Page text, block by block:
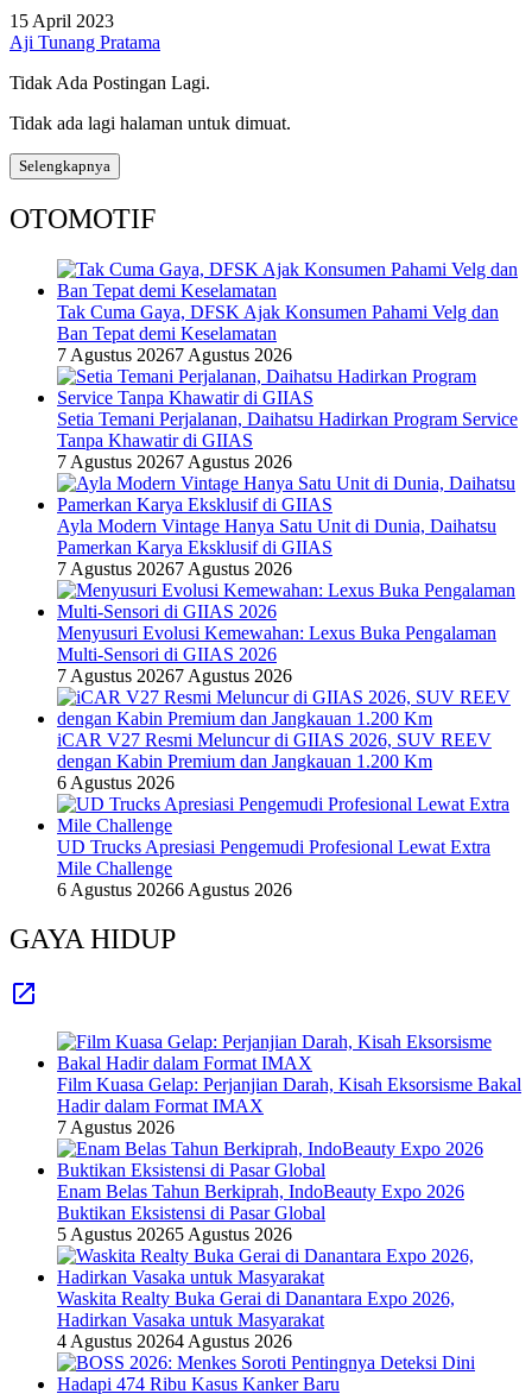
15 April 2023
Aji Tunang Pratama
Tidak Ada Postingan Lagi.
Tidak ada lagi halaman untuk dimuat.
Selengkapnya
OTOMOTIF
Tak Cuma Gaya, DFSK Ajak Konsumen Pahami Velg dan
Ban Tepat demi Keselamatan
7 Agustus 20267 Agustus 2026
Setia Temani Perjalanan, Daihatsu Hadirkan Program Service
Tanpa Khawatir di GIIAS
7 Agustus 20267 Agustus 2026
Ayla Modern Vintage Hanya Satu Unit di Dunia, Daihatsu
Pamerkan Karya Eksklusif di GIIAS
7 Agustus 20267 Agustus 2026
Menyusuri Evolusi Kemewahan: Lexus Buka Pengalaman
Multi-Sensori di GIIAS 2026
7 Agustus 20267 Agustus 2026
iCAR V27 Resmi Meluncur di GIIAS 2026, SUV REEV
dengan Kabin Premium dan Jangkauan 1.200 Km
6 Agustus 2026
UD Trucks Apresiasi Pengemudi Profesional Lewat Extra
Mile Challenge
6 Agustus 20266 Agustus 2026
GAYA HIDUP
Film Kuasa Gelap: Perjanjian Darah, Kisah Eksorsisme Bakal
Hadir dalam Format IMAX
7 Agustus 2026
Enam Belas Tahun Berkiprah, IndoBeauty Expo 2026
Buktikan Eksistensi di Pasar Global
5 Agustus 20265 Agustus 2026
Waskita Realty Buka Gerai di Danantara Expo 2026,
Hadirkan Vasaka untuk Masyarakat
4 Agustus 20264 Agustus 2026